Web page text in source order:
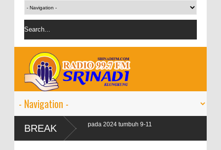
BREAK
kredit perbankan pada 2024 tumbuh 9-11